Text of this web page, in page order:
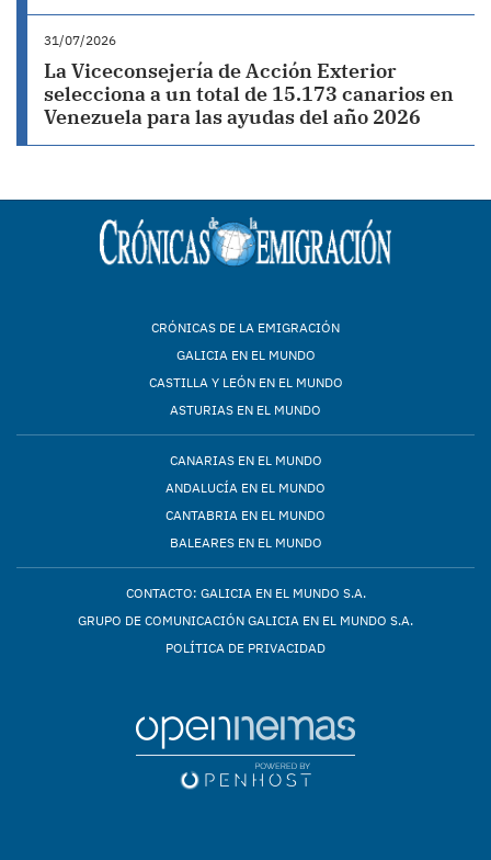
31/07/2026
La Viceconsejería de Acción Exterior
selecciona a un total de 15.173 canarios en
Venezuela para las ayudas del año 2026
CRÓNICAS DE LA EMIGRACIÓN
GALICIA EN EL MUNDO
CASTILLA Y LEÓN EN EL MUNDO
ASTURIAS EN EL MUNDO
CANARIAS EN EL MUNDO
ANDALUCÍA EN EL MUNDO
CANTABRIA EN EL MUNDO
BALEARES EN EL MUNDO
CONTACTO: GALICIA EN EL MUNDO S.A.
GRUPO DE COMUNICACIÓN GALICIA EN EL MUNDO S.A.
POLÍTICA DE PRIVACIDAD